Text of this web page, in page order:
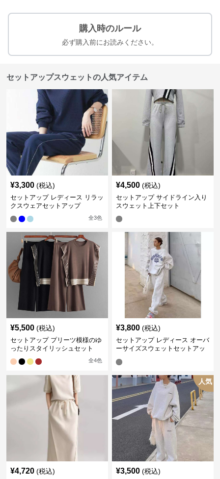
購入時のルール
必ず購入前にお読みください。
セットアップスウェットの人気アイテム
¥3,300 (税込)
セットアップ レディース リラッ
クスウェアセットアップ
全3色
¥4,500 (税込)
セットアップ サイドライン入り
スウェット上下セット
¥5,500 (税込)
セットアップ プリーツ模様のゆ
ったりスタイリッシュセット
全4色
¥3,800 (税込)
セットアップ レディース オーバ
ーサイズスウェットセットアッ
¥4,720 (税込)
人気
¥3,500 (税込)